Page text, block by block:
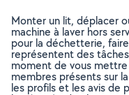
Monter un lit, déplacer
machine à laver hors
pour la déchetterie,
représentent des
moment de vous
membres présents sur
les profils et les avis de